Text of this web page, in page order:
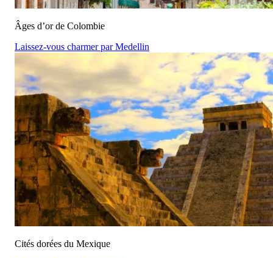
Âges d’or de Colombie
Laissez-vous charmer par Medellin
Cités dorées du Mexique